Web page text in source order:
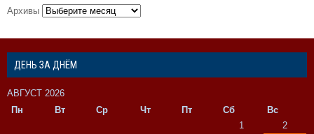
Архивы
ДЕНЬ ЗА ДНЁМ
АВГУСТ 2026
Пн
Вт Ср Чт Пт Сб
Вс
1
2